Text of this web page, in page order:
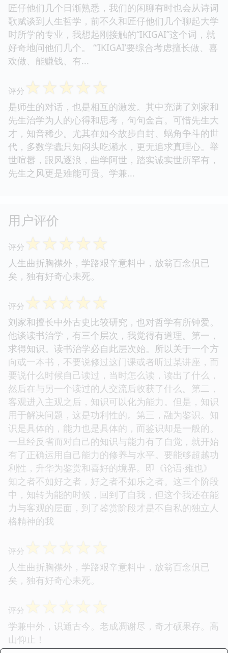
匠仔他们几个日渐熟悉，我们的闲聊有时也会从诗词
歌赋谈到人生哲学，前不久和匠仔他们几个聊起大学
时所学的专业，我想起刚接触的“IKIGAI”这个词，就
好奇地问他们几个。 “‘IKIGAI’要综合考虑擅长做、喜
欢做、能赚钱、有...
评分 ☆☆☆☆☆
是师生的对话，也是相互的激发。其中充满了刘家和
先生治学为人的心得和思考，句句金言。可惜先生大
才，知音稀少。尤其在如今故步自封、蜗角争斗的世
代，多数学蠹只知闷头吃潲水，更无追求真理心。举
世喧嚣，跟风逐浪，曲学阿世，踏实诚实世所罕有，
先生之风更是难能可贵。学兼...
用户评价
评分 ☆☆☆☆☆
人生曲折胸襟外，学路艰辛意料中，放翁百念俱已
矣，独有好奇心未死。
评分 ☆☆☆☆☆
刘家和擅长中外古史比较研究，也对哲学有所钟爱。
他谈读书治学，有三个层次，我觉得有道理。第一，
求得知识。读书治学必自此层次始。所以关于一个方
向或一本书，不要说修过这门课或者听过某讲座，而
要说什么时候自己读过，当时怎么读，读出了什么，
然后在与另一个读过的人交流后收获了什么。第二，
客观进入主观之后，知识可以化为能力。但是，知识
用于解决问题，这是功利性的。第三，融为鉴识。知
识是具体的，能力也是具体的，而鉴识却是一般的。
一旦经反省而对自己的知识与能力有了自觉，就开始
有了正确运用自己能力的修养与水平。要能够超越功
利性，升华为鉴赏和喜好的境界。即《论语·雍也》
知之者不如好之者，好之者不如乐之者。这三个阶段
中，知转为能的时候，回到了自我，但这个我还在能
力与客观的层面，到了鉴赏阶段才是不自私的独立人
格精神的我
评分 ☆☆☆☆☆
人生曲折胸襟外，学路艰辛意料中，放翁百念俱已
矣，独有好奇心未死。
评分 ☆☆☆☆☆
学兼中外，识通古今。老成凋谢尽，奇才硕果存。高
山仰止！